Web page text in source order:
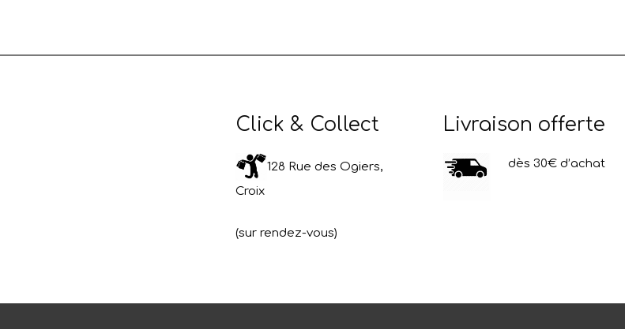
Click & Collect
128 Rue des Ogiers,
Croix
(sur rendez-vous)
Livraison offerte
dès 30€ d’achat